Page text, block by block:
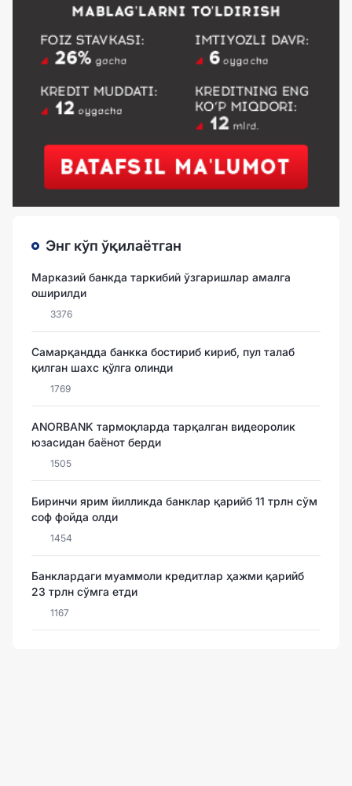
Энг кўп ўқилаётган
Марказий банкда таркибий ўзгаришлар амалга
оширилди
3376
Самарқандда банкка бостириб кириб, пул талаб
қилган шахс қўлга олинди
1769
ANORBANK тармоқларда тарқалган видеоролик
юзасидан баёнот берди
1505
Биринчи ярим йилликда банклар қарийб 11 трлн сўм
соф фойда олди
1454
Банклардаги муаммоли кредитлар ҳажми қарийб
23 трлн сўмга етди
1167